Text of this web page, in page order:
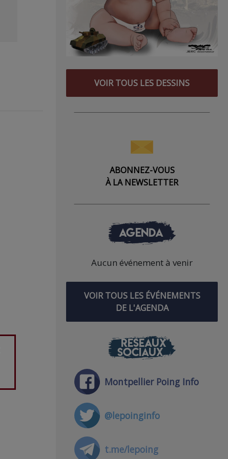
VOIR TOUS LES DESSINS
ABONNEZ-VOUS
À LA NEWSLETTER
AGENDA
Aucun événement à venir
VOIR TOUS LES ÉVÉNEMENTS
DE L'AGENDA
RÉSEAUX
SOCIAUX
Montpellier Poing Info
@lepoinginfo
t.me/lepoing